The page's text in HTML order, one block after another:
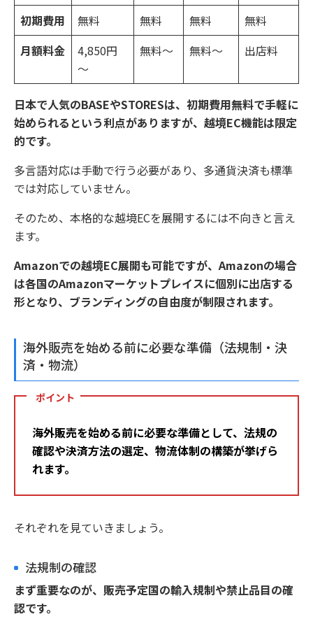
初期費用
無料 無料 無料
無料
月額料金
4,850円
～
無料～ 無料～ 出店料
日本で人気のBASEやSTORESは、初期費用無料で手軽に
始められるという利点がありますが、越境EC機能は限定
的です。
多言語対応は手動で行う必要があり、多通貨決済も標準
では対応していません。
そのため、本格的な越境ECを展開するには不向きと言え
ます。
Amazonでの越境EC展開も可能ですが、Amazonの場合
は各国のAmazonマーケットプレイスに個別に出店する
形となり、ブランディングの自由度が制限されます。
海外販売を始める前に必要な準備（法規制・決
済・物流）
ポイント
海外販売を始める前に必要な準備として、法規の
確認や決済方法の選定、物流体制の構築が挙げら
れます。
それぞれを見ていきましょう。
法規制の確認
まず重要なのが、販売予定国の輸入規制や禁止品目の確
認です。